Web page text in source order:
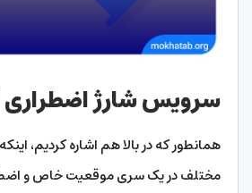
سرویس شارژ اضطراری
همانطور که در بالا هم اشاره کردیم، اینکه
مختلف در یک سری موقعیت خاص و